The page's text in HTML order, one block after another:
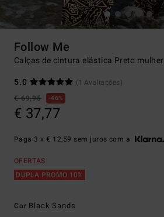
Follow Me
Calças de cintura elástica Preto mulher
5.0
(1 Avaliações)
€ 69,95
46%
€ 37,77
Paga 3 x € 12,59 sem juros com a
OFERTAS
DUPLA PROMO 10%
Cor Black Sands